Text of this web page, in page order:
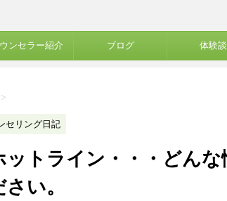
ンセラー紹介 ブログ 体験談
>
セリング日記
ットライン・・・どん
い。